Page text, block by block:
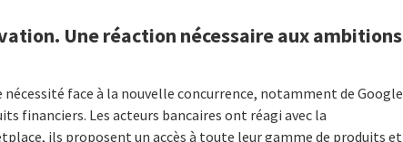
Une réaction nécessaire aux ambitions
face à la nouvelle concurrence, notamment de Google
financiers. Les acteurs bancaires ont réagi avec la
ils proposent un accès à toute leur gamme de produits et